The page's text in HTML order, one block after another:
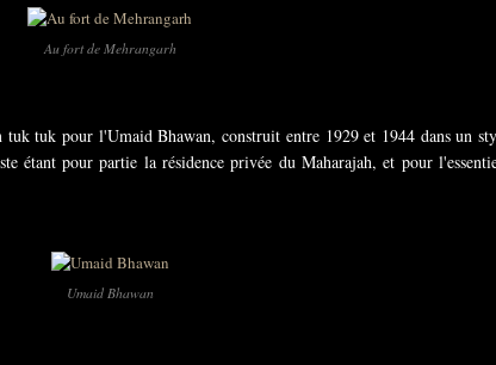
Au fort de Mehrangarh
tuk pour l'Umaid Bhawan, construit entre 1929 et 1944 dans un
étant pour partie la résidence privée du Maharajah, et pour
Umaid Bhawan